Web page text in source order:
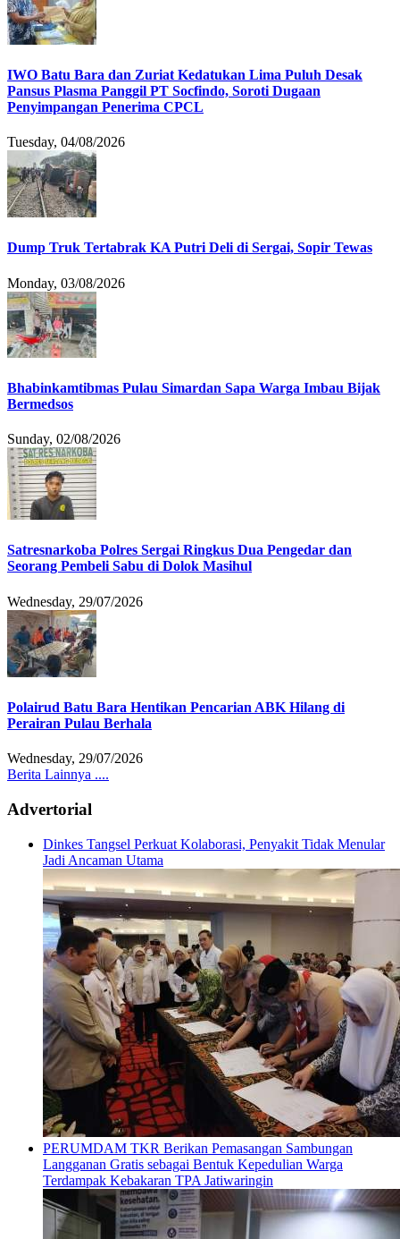
IWO Batu Bara dan Zuriat Kedatukan Lima Puluh Desak
Pansus Plasma Panggil PT Socfindo, Soroti Dugaan
Penyimpangan Penerima CPCL
Tuesday, 04/08/2026
Dump Truk Tertabrak KA Putri Deli di Sergai, Sopir Tewas
Monday, 03/08/2026
Bhabinkamtibmas Pulau Simardan Sapa Warga Imbau Bijak
Bermedsos
Sunday, 02/08/2026
Satresnarkoba Polres Sergai Ringkus Dua Pengedar dan
Seorang Pembeli Sabu di Dolok Masihul
Wednesday, 29/07/2026
Polairud Batu Bara Hentikan Pencarian ABK Hilang di
Perairan Pulau Berhala
Wednesday, 29/07/2026
Berita Lainnya ....
Advertorial
Dinkes Tangsel Perkuat Kolaborasi, Penyakit Tidak Menular
Jadi Ancaman Utama
PERUMDAM TKR Berikan Pemasangan Sambungan
Langganan Gratis sebagai Bentuk Kepedulian Warga
Terdampak Kebakaran TPA Jatiwaringin